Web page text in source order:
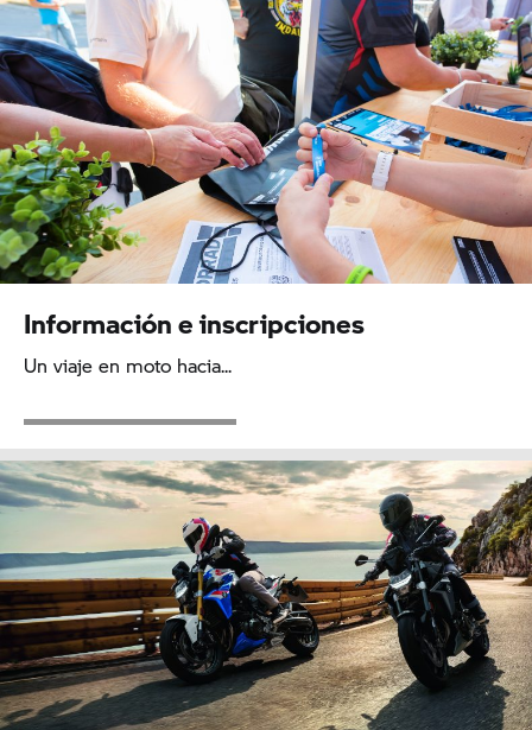
Información e inscripciones
Un viaje en moto hacia...